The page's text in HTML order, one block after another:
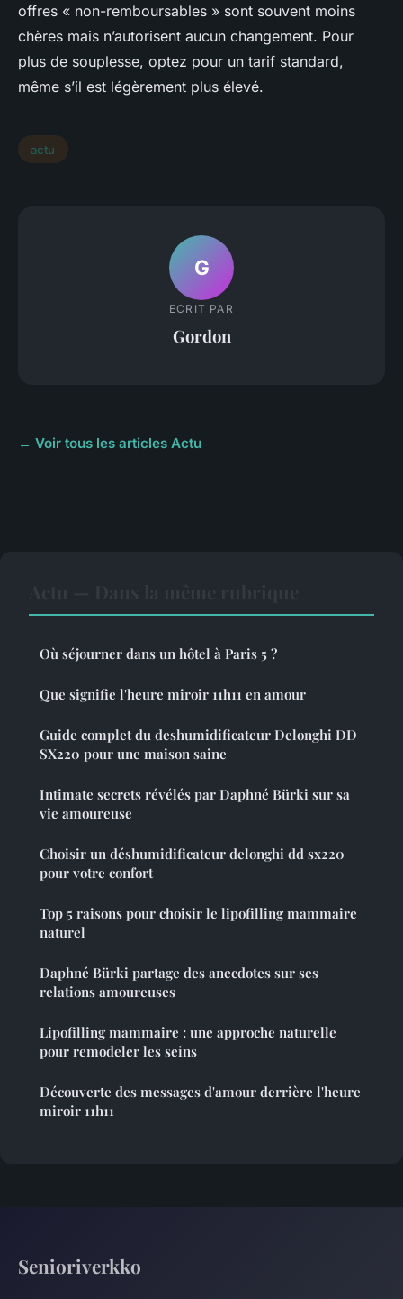
offres « non-remboursables » sont souvent moins
chères mais n’autorisent aucun changement. Pour
plus de souplesse, optez pour un tarif standard,
même s’il est légèrement plus élevé.
actu
G
ECRIT PAR
Gordon
← Voir tous les articles Actu
Où séjourner dans un hôtel à Paris 5 ?
Que signifie l'heure miroir 11h11 en amour
Guide complet du deshumidificateur Delonghi DD
SX220 pour une maison saine
Intimate secrets révélés par Daphné Bürki sur sa
vie amoureuse
Choisir un déshumidificateur delonghi dd sx220
pour votre confort
Top 5 raisons pour choisir le lipofilling mammaire
naturel
Daphné Bürki partage des anecdotes sur ses
relations amoureuses
Lipofilling mammaire : une approche naturelle
pour remodeler les seins
Découverte des messages d'amour derrière l'heure
miroir 11h11
Senioriverkko